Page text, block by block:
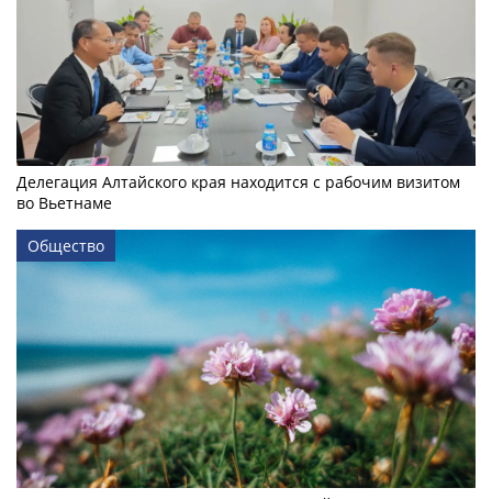
Делегация Алтайского края находится с рабочим визитом
во Вьетнаме
Общество